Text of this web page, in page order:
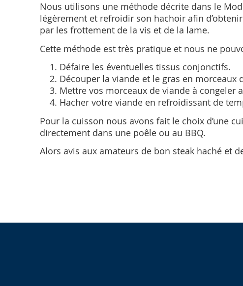
Nous utilisons une méthode décrite dans le
légèrement et refroidir son hachoir afin
par les frottement de la vis et de la lame.
Cette méthode est très pratique et nous ne
Défaire les éventuelles tissus conjonctifs.
Découper la viande et le gras en morceaux
Mettre vos morceaux de viande à congeler
Hacher votre viande en refroidissant de
Pour la cuisson nous avons fait le choix d’une
directement dans une poêle ou au BBQ.
Alors avis aux amateurs de bon steak haché et